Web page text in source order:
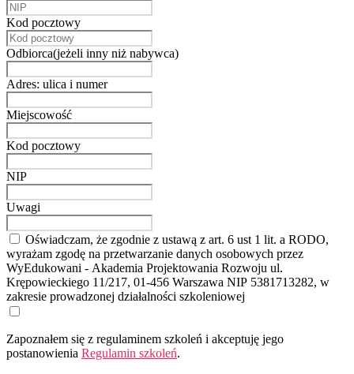
Kod pocztowy
Odbiorca(jeżeli inny niż nabywca)
Adres: ulica i numer
Miejscowość
Kod pocztowy
NIP
Uwagi
Oświadczam, że zgodnie z ustawą z art. 6 ust 1 lit. a RODO,
wyrażam zgodę na przetwarzanie danych osobowych przez
WyEdukowani - Akademia Projektowania Rozwoju ul.
Krępowieckiego 11/217, 01-456 Warszawa NIP 5381713282, w
zakresie prowadzonej działalności szkoleniowej
Zapoznałem się z regulaminem szkoleń i akceptuję jego
postanowienia Regulamin szkoleń.